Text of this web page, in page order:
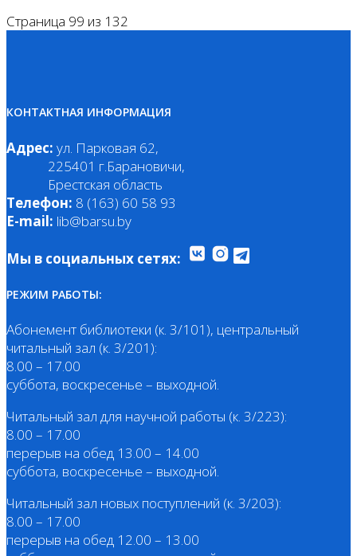
Страница 99 из 132
КОНТАКТНАЯ ИНФОРМАЦИЯ
Адрес: ул. Парковая 62,
225401 г.Барановичи,
Брестская область
Телефон: 8 (163) 60 58 93
E-mail: lib@barsu.by
Мы в социальных сетях:
РЕЖИМ РАБОТЫ:
Абонемент библиотеки (к. 3/101), центральный
читальный зал (к. 3/201):
8.00 – 17.00
суббота, воскресенье – выходной.
Читальный зал для научной работы (к. 3/223):
8.00 – 17.00
перерыв на обед 13.00 – 14.00
суббота, воскресенье – выходной.
Читальный зал новых поступлений (к. 3/203):
8.00 – 17.00
перерыв на обед 12.00 – 13.00